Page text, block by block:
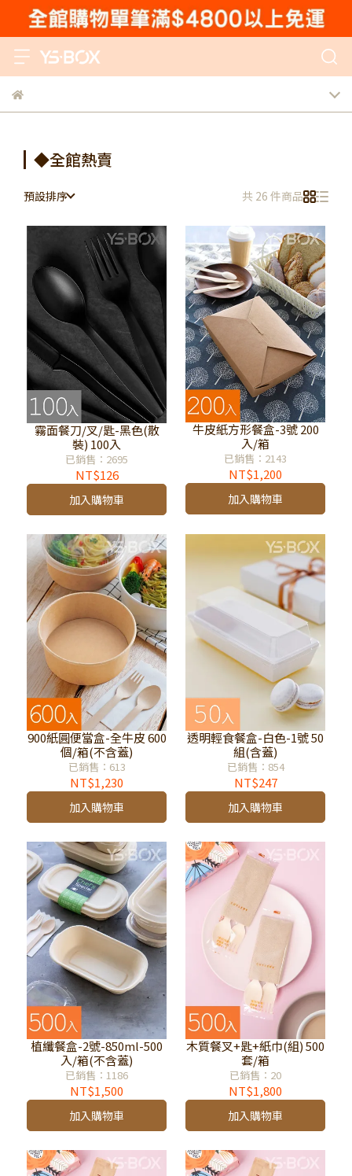
◆全館熱賣
預設排序 共 26 件商品
霧面餐刀/叉/匙-黑色(散
裝) 100入
已銷售：2695
NT$126
加入購物車
牛皮紙方形餐盒-3號 200
入/箱
已銷售：2143
NT$1,200
加入購物車
900紙圓便當盒-全牛皮 600
個/箱(不含蓋)
已銷售：613
NT$1,230
加入購物車
透明輕食餐盒-白色-1號 50
組(含蓋)
已銷售：854
NT$247
加入購物車
植纖餐盒-2號-850ml-500
入/箱(不含蓋)
已銷售：1186
NT$1,500
加入購物車
木質餐叉+匙+紙巾(組) 500
套/箱
已銷售：20
NT$1,800
加入購物車